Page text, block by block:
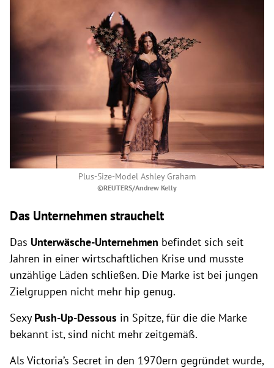
Plus-Size-Model Ashley Graham
©REUTERS/Andrew Kelly
Das Unternehmen strauchelt
Das Unterwäsche-Unternehmen befindet sich seit
Jahren in einer wirtschaftlichen Krise und musste
unzählige Läden schließen. Die Marke ist bei jungen
Zielgruppen nicht mehr hip genug.
Sexy Push-Up-Dessous in Spitze, für die die Marke
bekannt ist, sind nicht mehr zeitgemäß.
Als Victoria’s Secret in den 1970ern gegründet wurde,